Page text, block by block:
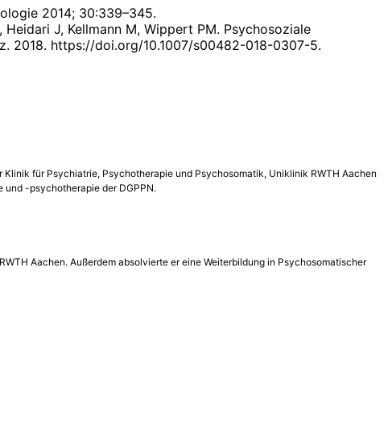
2014; 30:339–345.
J, Kellmann M, Wippert PM. Psychosoziale
2018. https://doi.org/10.1007/s00482-018-0307-5.
für Psychiatrie, Psychotherapie und Psychosomatik, Uniklinik RWTH Aachen
und -psychotherapie der DGPPN.
Aachen. Außerdem absolvierte er eine Weiterbildung in Psychosomatischer